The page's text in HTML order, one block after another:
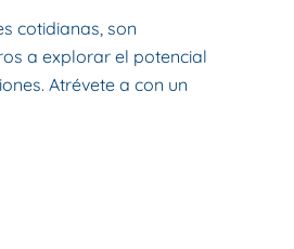
cotidianas, son
a explorar el potencial
Atrévete a con un